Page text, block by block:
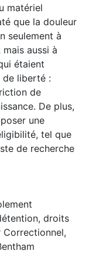
matériel
que la douleur
seulement à
aussi à
étaient
de liberté :
de
De plus,
une
tel que
de recherche
, droits
Correctionnel,